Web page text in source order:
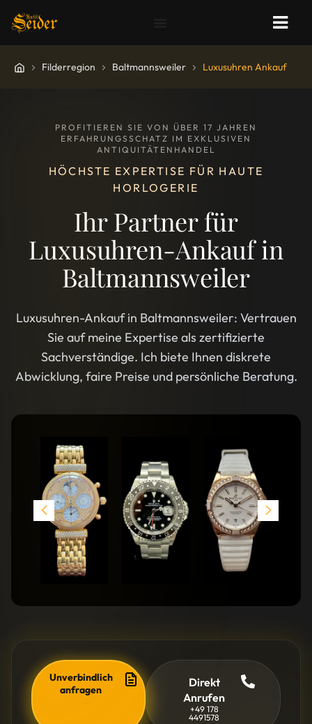
Filderregion Baltmannsweiler Luxusuhren Ankauf
PROFITIEREN SIE VON ÜBER 17 JAHREN
ERFAHRUNGSSCHATZ IM EXKLUSIVEN
ANTIQUITÄTENHANDEL
HÖCHSTE EXPERTISE FÜR HAUTE
HORLOGERIE
Ihr Partner für
Luxusuhren-Ankauf in
Baltmannsweiler
Luxusuhren-Ankauf in Baltmannsweiler: Vertrauen
Sie auf meine Expertise als zertifizierte
Sachverständige. Ich biete Ihnen diskrete
Abwicklung, faire Preise und persönliche Beratung.
Unverbindlich
anfragen
Direkt
Anrufen
+49 178
4491578